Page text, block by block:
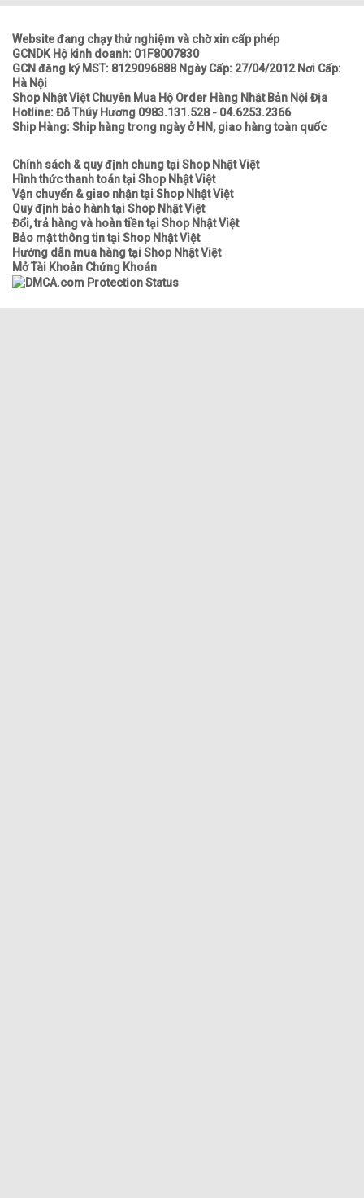
Website đang chạy thử nghiệm và chờ xin cấp phép
GCNDK Hộ kinh doanh: 01F8007830
GCN đăng ký MST: 8129096888 Ngày Cấp: 27/04/2012 Nơi Cấp:
Hà Nội
Shop Nhật Việt Chuyên Mua Hộ Order Hàng Nhật Bản Nội Địa
Hotline: Đỗ Thúy Hương 0983.131.528 - 04.6253.2366
Ship Hàng: Ship hàng trong ngày ở HN, giao hàng toàn quốc
Chính sách & quy định chung tại Shop Nhật Việt
Hình thức thanh toán tại Shop Nhật Việt
Vận chuyển & giao nhận tại Shop Nhật Việt
Quy định bảo hành tại Shop Nhật Việt
Đổi, trả hàng và hoàn tiền tại Shop Nhật Việt
Bảo mật thông tin tại Shop Nhật Việt
Hướng dẫn mua hàng tại Shop Nhật Việt
Mở Tài Khoản Chứng Khoán